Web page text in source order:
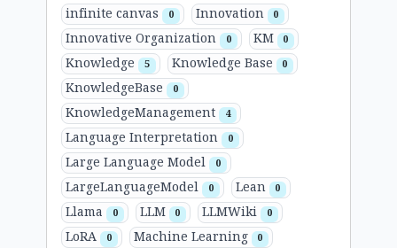
infinite canvas 0 Innovation 0
Innovative Organization 0 KM 0
Knowledge 5 Knowledge Base 0
KnowledgeBase 0
KnowledgeManagement 4
Language Interpretation 0
Large Language Model 0
LargeLanguageModel 0 Lean 0
Llama 0 LLM 0 LLMWiki 0
LoRA 0 Machine Learning 0